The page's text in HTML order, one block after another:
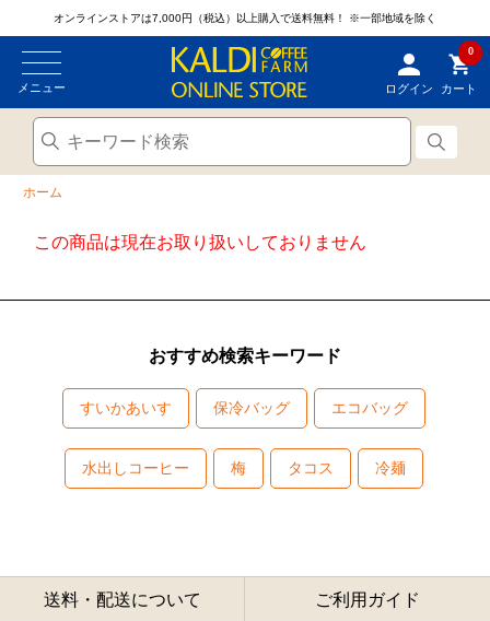
オンラインストアは7,000円（税込）以上購入で送料無料！ ※一部地域を除く
メニュー ログイン
0
カート
ホーム
この商品は現在お取り扱いしておりません
おすすめ検索キーワード
すいかあいす 保冷バッグ エコバッグ
水出しコーヒー 梅 タコス 冷麺
送料・配送について ご利用ガイド